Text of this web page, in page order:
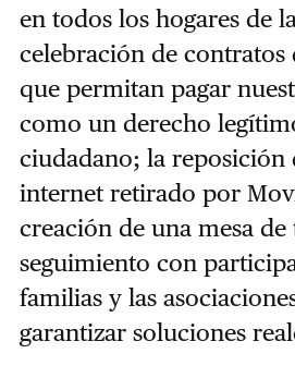
en todos los hogares de
celebración de contratos
que permitan pagar
como un derecho
ciudadano; la reposición
internet retirado por
creación de una mesa
seguimiento con
familias y las
garantizar soluciones